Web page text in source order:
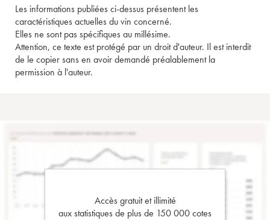
Les informations publiées ci-dessus présentent les
caractéristiques actuelles du vin concerné.
Elles ne sont pas spécifiques au millésime.
Attention, ce texte est protégé par un droit d'auteur. Il est interdit
de le copier sans en avoir demandé préalablement la
permission à l'auteur.
Accès gratuit et illimité
aux statistiques de plus de 150 000 cotes